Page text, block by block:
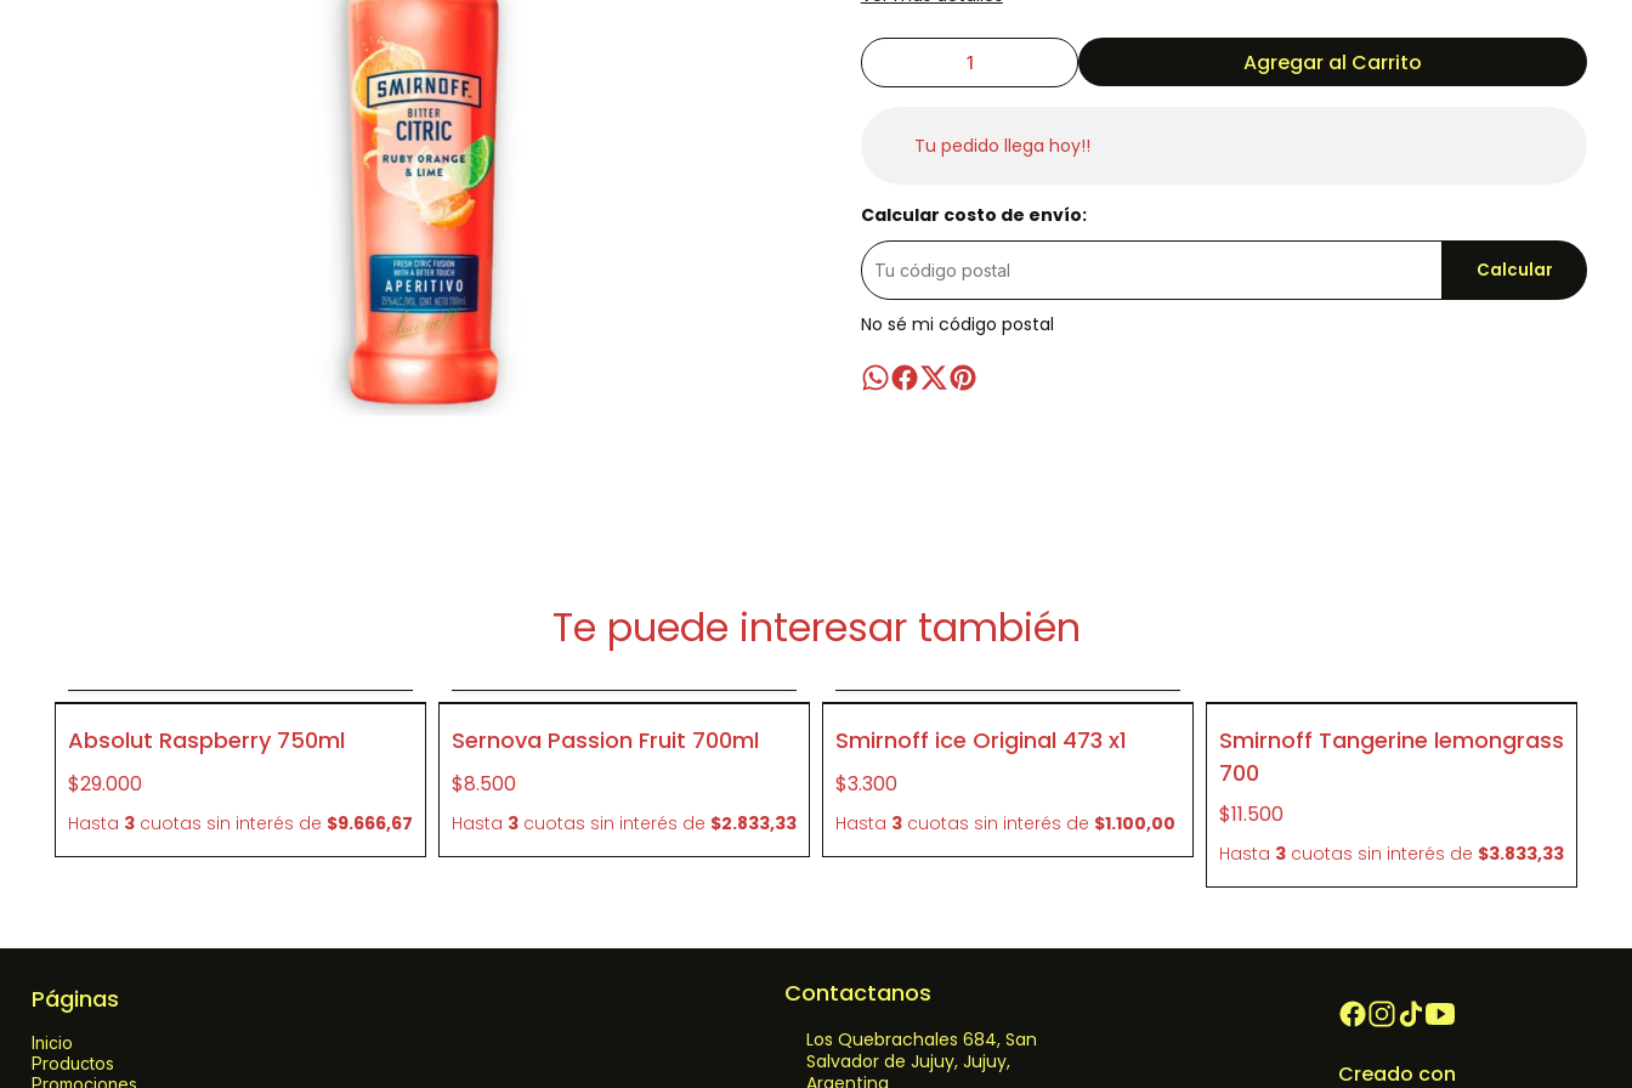
Agregar al Carrito
Tu pedido llega hoy!!
Calcular costo de envío:
Calcular
No sé mi código postal
Te puede interesar también
P246
Absolut Raspberry 750ml
$29.000
Hasta 3 cuotas sin interés de $9.666,67
Sernova Passion Fruit 700ml
$8.500
Hasta 3 cuotas sin interés de $2.833,33
P077
Smirnoff ice Original 473 x1
$3.300
Hasta 3 cuotas sin interés de $1.100,00
SIN STOCK
P086
Smirnoff Tangerine lemongrass
700
$11.500
Hasta 3 cuotas sin interés de $3.833,33
Páginas
Inicio
Productos
Promociones
Contactanos
Los Quebrachales 684, San
Salvador de Jujuy, Jujuy,
Argentina
Creado con